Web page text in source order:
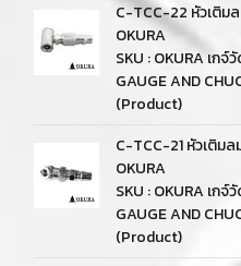
C-TCC-22 หัวเติ
OKURA
SKU : OKURA เก
GAUGE AND
(Product)
C-TCC-21 หัวเติ
OKURA
SKU : OKURA เก
GAUGE AND
(Product)